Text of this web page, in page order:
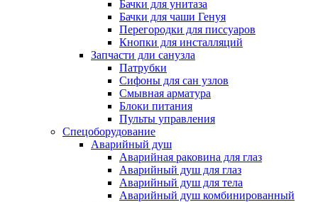
Бачки для унитаза
Бачки для чаши Генуя
Перегородки для писсуаров
Кнопки для инсталляций
Запчасти дли санузла
Патрубки
Сифоны для сан узлов
Смывная арматура
Блоки питания
Пульты управления
Спецоборудование
Аварийный душ
Аварийная раковина для глаз
Аварийный душ для глаз
Аварийный душ для тела
Аварийный душ комбинированный